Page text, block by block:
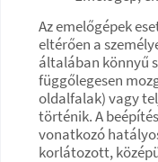
Az emelőgépek
eltérően a
általában könnyű
függőlegesen
oldalfalak) vagy
történik. A
vonatkozó
korlátozott,